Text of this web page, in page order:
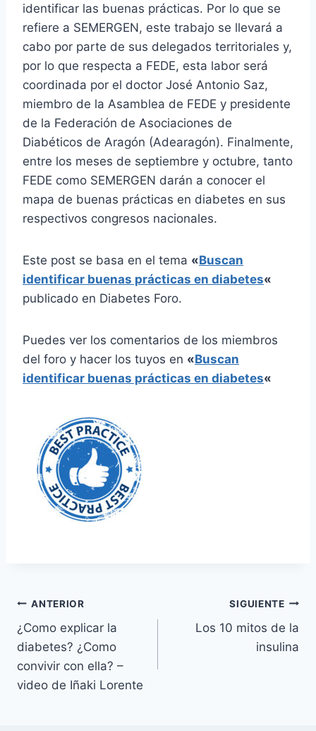
identificar las buenas prácticas. Por lo que se
refiere a SEMERGEN, este trabajo se llevará a
cabo por parte de sus delegados territoriales y,
por lo que respecta a FEDE, esta labor será
coordinada por el doctor José Antonio Saz,
miembro de la Asamblea de FEDE y presidente
de la Federación de Asociaciones de
Diabéticos de Aragón (Adearagón). Finalmente,
entre los meses de septiembre y octubre, tanto
FEDE como SEMERGEN darán a conocer el
mapa de buenas prácticas en diabetes en sus
respectivos congresos nacionales.
Este post se basa en el tema «Buscan
identificar buenas prácticas en diabetes«
publicado en Diabetes Foro.
Puedes ver los comentarios de los miembros
del foro y hacer los tuyos en «Buscan
identificar buenas prácticas en diabetes«
Navegación
de
entradas
ANTERIOR
¿Como explicar la
diabetes? ¿Como
convivir con ella? –
video de Iñaki Lorente
SIGUIENTE
Los 10 mitos de la
insulina